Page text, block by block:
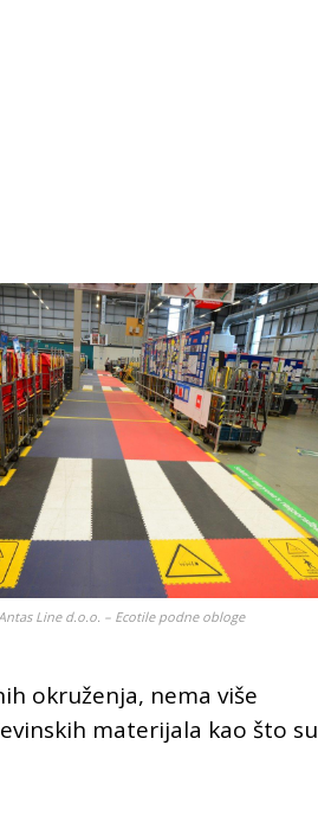
Antas Line d.o.o. – Ecotile podne obloge
okruženja, nema više
materijala kao što su